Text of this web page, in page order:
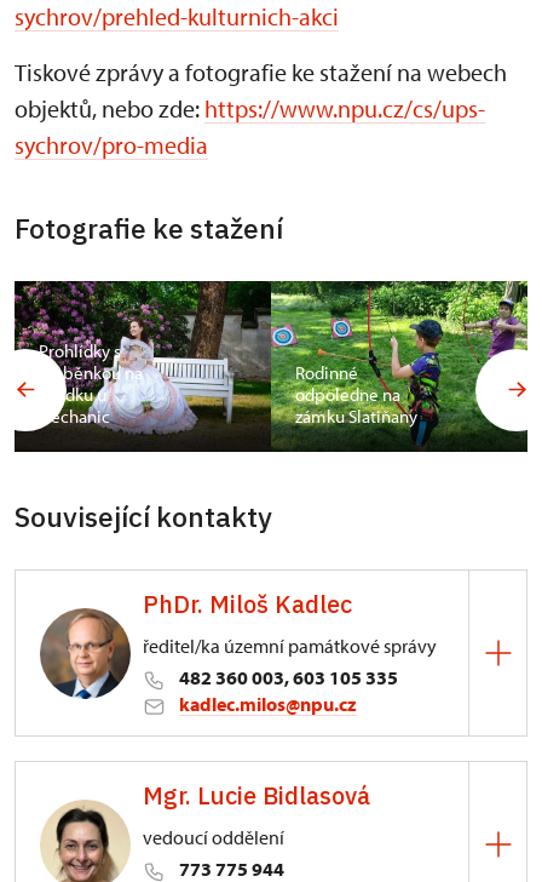
sychrov/prehled-kulturnich-akci
Tiskové zprávy a fotografie ke stažení na webech
objektů, nebo zde: https://www.npu.cz/cs/ups-
sychrov/pro-media
Fotografie ke stažení
Prohlídky s
hraběnkou na
Hrádku u
Nechanic
Rodinné
odpoledne na
zámku Slatiňany
Související kontakty
PhDr. Miloš Kadlec
ředitel/ka územní památkové správy
482 360 003, 603 105 335
kadlec.milos@npu.cz
3/, Sychrov 3
Mgr. Lucie Bidlasová
vedoucí oddělení
773 775 944